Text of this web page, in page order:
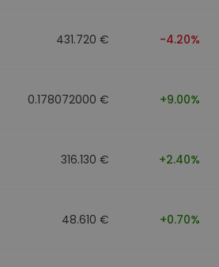
431.720 € -4.20%
0.178072000 € +9.00%
316.130 € +2.40%
48.610 € +0.70%